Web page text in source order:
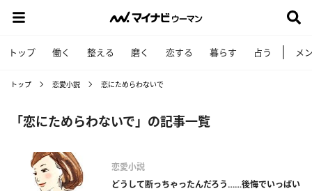
トップ 働く 整える 磨く 恋する 暮らす 占う メ
トップ 恋愛小説 恋にためらわないで
「恋にためらわないで」の記事一覧
恋愛小説
どうして断っちゃったんだろう……後悔でいっぱい